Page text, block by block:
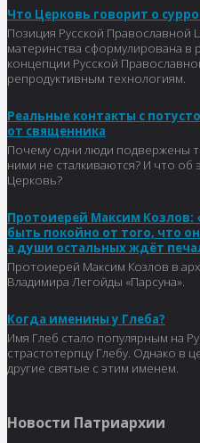
Что Церковь говорит о
Позиция Русской Православной
материнства сформулирована в
концепции Русской
репродуктивным технологиям.
Реальные контакты с
от священника
Почему одни люди подвержены
ними не сталкиваются? И что
Церковь?
Протоиерей Максим
быть покойно от того, что
а души остальных ждёт
Протоиерей Максим Козлов в
Владимира Легойды «Парсуна».
Когда именины у Глеба?
Имя Глеб стало популярным на
страстотерпцу Глебу. Однако в
другие святые с этим именем.
Новости Патриархии